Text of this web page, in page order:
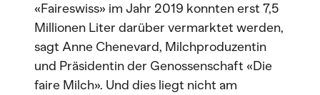
«Faireswiss» im Jahr 2019 konnten erst 7,5
Millionen Liter darüber vermarktet werden,
sagt Anne Chenevard, Milchproduzentin
und Präsidentin der Genossenschaft «Die
faire Milch». Und dies liegt nicht am